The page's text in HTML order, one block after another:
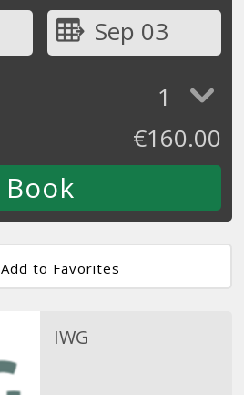
Sep 03
1
€160.00
Add to Favorites
IWG